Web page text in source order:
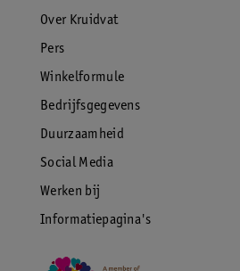
Over Kruidvat
Pers
Winkelformule
Bedrijfsgegevens
Duurzaamheid
Social Media
Werken bij
Informatiepagina's